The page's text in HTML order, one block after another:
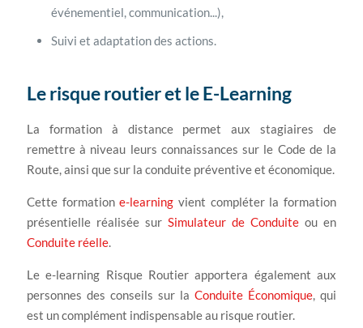
événementiel, communication...),
Suivi et adaptation des actions.
Le risque routier et le E-Learning
La formation à distance permet aux stagiaires de
remettre à niveau leurs connaissances sur le Code de la
Route, ainsi que sur la conduite préventive et économique.
Cette formatione-learning vient compléter la formation
présentielle réalisée sur Simulateur de Conduite ou en
Conduite réelle.
Le e-learning Risque Routier apportera également aux
personnes des conseils sur la Conduite Économique, qui
est un complément indispensable au risque routier.